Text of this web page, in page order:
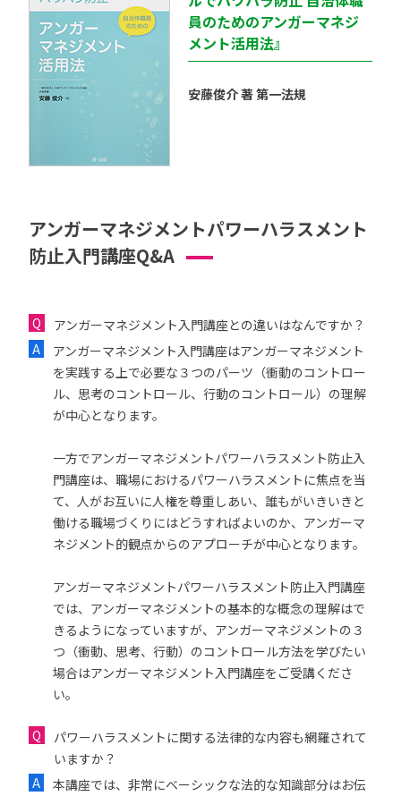
員のためのアンガーマネジ
メント活用法』
安藤俊介 著 第一法規
アンガーマネジメントパワーハラスメント
防止入門講座Q&A
アンガーマネジメント入門講座との違いはなんですか？
アンガーマネジメント入門講座はアンガーマネジメント
を実践する上で必要な３つのパーツ（衝動のコントロー
ル、思考のコントロール、行動のコントロール）の理解
が中心となります。
一方でアンガーマネジメントパワーハラスメント防止入
門講座は、職場におけるパワーハラスメントに焦点を当
て、人がお互いに人権を尊重しあい、誰もがいきいきと
働ける職場づくりにはどうすればよいのか、アンガーマ
ネジメント的観点からのアプローチが中心となります。
アンガーマネジメントパワーハラスメント防止入門講座
では、アンガーマネジメントの基本的な概念の理解はで
きるようになっていますが、アンガーマネジメントの３
つ（衝動、思考、行動）のコントロール方法を学びたい
場合はアンガーマネジメント入門講座をご受講くださ
い。
パワーハラスメントに関する法律的な内容も網羅されて
いますか？
本講座では、非常にベーシックな法的な知識部分はお伝